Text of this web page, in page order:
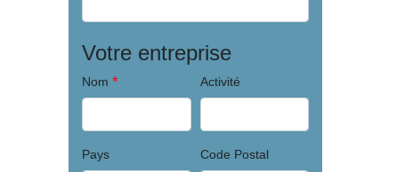
Votre entreprise
Nom * Activité
Pays Code Postal